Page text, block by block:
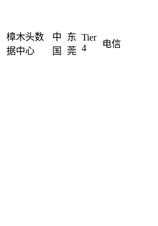
互联网金融解决方案
关于我们
樟木头数
据中心
中
国
东
莞
Tier
4
电信